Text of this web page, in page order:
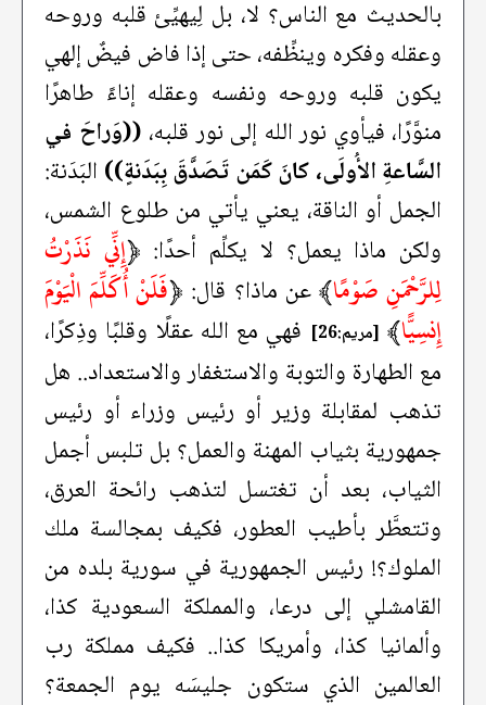
بالحديث مع الناس؟ لا، بل لِيهيِّئ قلبه وروحه
وعقله وفكره وينظِّفه، حتى إذا فاض فيضٌ إلهي
يكون قلبه وروحه ونفسه وعقله إناءً طاهرًا
منوَّرًا، فيأوي نور الله إلى نور قلبه، ((وَراحَ في
السَّاعةِ الأُولَى، كانَ كَمَن تَصَدَّقَ بِبَدَنةٍ)) البَدَنة:
الجمل أو الناقة، يعني يأتي من طلوع الشمس،
ولكن ماذا يعمل؟ لا يكلِّم أحدًا: ﴿إِنِّي نَذَرْتُ
لِلرَّحْمَنِ صَوْمًا﴾عن ماذا؟ قال: ﴿فَلَنْ أُكَلِّمَ الْيَوْمَ
إِنسِيًّا﴾ [مريم:26]
فهي مع الله عقلًا وقلبًا وذِكرًا،
مع الطهارة والتوبة والاستغفار والاستعداد.. هل
تذهب لمقابلة وزير أو رئيس وزراء أو رئيس
جمهورية بثياب المهنة والعمل؟ بل تلبس أجمل
الثياب، بعد أن تغتسل لتذهب رائحة العرق،
وتتعطَّر بأطيب العطور، فكيف بمجالسة ملك
الملوك؟! رئيس الجمهورية في سورية بلده من
القامشلي إلى درعا، والمملكة السعودية كذا،
وألمانيا كذا، وأمريكا كذا.. فكيف مملكة رب
العالمين الذي ستكون جليسَه يوم الجمعة؟